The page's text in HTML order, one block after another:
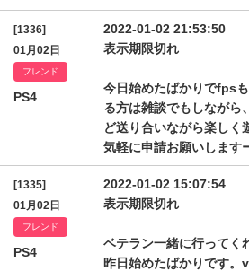
[1336]
01月02日
フレンド
PS4
2022-01-02 21:53:50
表示期限切れ
今日始めたばかりでfps
る方は雑談でもしながら
ど送り合いながら楽しく
気軽に申請お願いします
[1335]
01月02日
フレンド
PS4
2022-01-02 15:07:54
表示期限切れ
ベテラン一緒に行ってく
昨日始めたばかりです。